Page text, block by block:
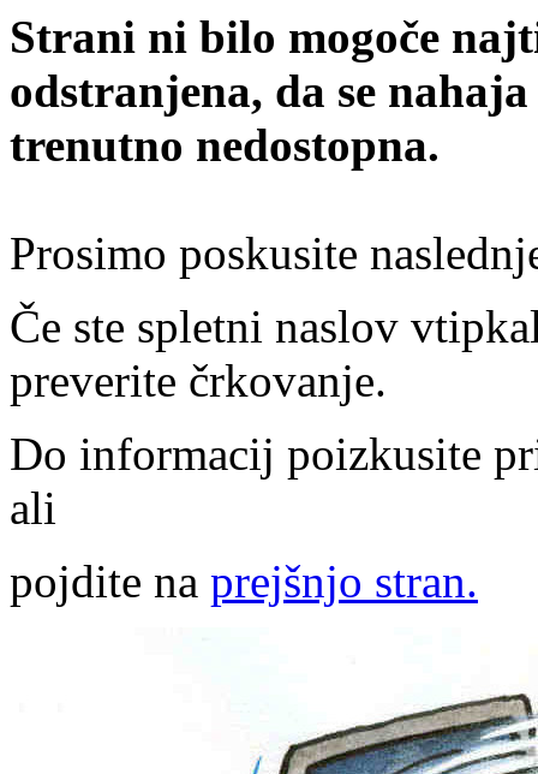
Strani ni bilo mogoče
odstranjena, da se
trenutno nedostopna.
Prosimo poskusite
Če ste spletni naslov
preverite črkovanje.
Do informacij poizkusite
ali
pojdite na prejšnjo stran.